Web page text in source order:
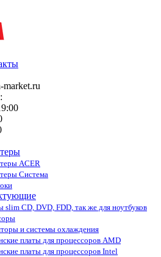
market.ru
ACER
Система
slim CD, DVD, FDD, так же для ноутбуков
и системы охлаждения
платы для процессоров AMD
платы для процессоров Intel